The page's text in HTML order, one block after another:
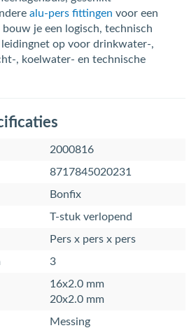
alu-pers fittingen voor een
je een logisch, technisch
leidingnet op voor drinkwater-,
, koelwater- en technische
2000816
8717845020231
Bonfix
T-stuk verlopend
Pers x pers x pers
3
16x2.0 mm
20x2.0 mm
Messing